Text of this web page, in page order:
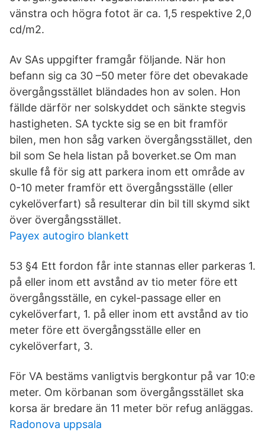
vänstra och högra fotot är ca. 1,5 respektive 2,0
cd/m2.
Av SAs uppgifter framgår följande. När hon
befann sig ca 30 –50 meter före det obevakade
övergångsstället bländades hon av solen. Hon
fällde därför ner solskyddet och sänkte stegvis
hastigheten. SA tyckte sig se en bit framför
bilen, men hon såg varken övergångsstället, den
bil som Se hela listan på boverket.se Om man
skulle få för sig att parkera inom ett område av
0-10 meter framför ett övergångsställe (eller
cykelöverfart) så resulterar din bil till skymd sikt
över övergångsstället.
Payex autogiro blankett
53 §4 Ett fordon får inte stannas eller parkeras 1.
på eller inom ett avstånd av tio meter före ett
övergångsställe, en cykel-passage eller en
cykelöverfart, 1. på eller inom ett avstånd av tio
meter före ett övergångsställe eller en
cykelöverfart, 3.
För VA bestäms vanligtvis bergkontur på var 10:e
meter. Om körbanan som övergångsstället ska
korsa är bredare än 11 meter bör refug anläggas.
Radonova uppsala